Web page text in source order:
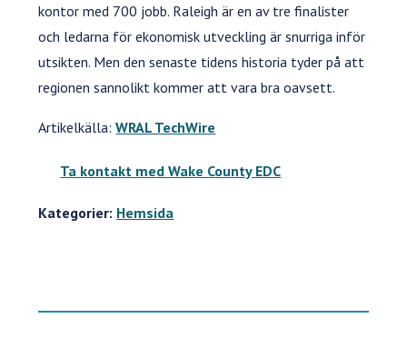
kontor med 700 jobb. Raleigh är en av tre finalister
och ledarna för ekonomisk utveckling är snurriga inför
utsikten. Men den senaste tidens historia tyder på att
regionen sannolikt kommer att vara bra oavsett.
Artikelkälla:WRAL TechWire
Ta kontakt med Wake County EDC
Kategorier: Hemsida